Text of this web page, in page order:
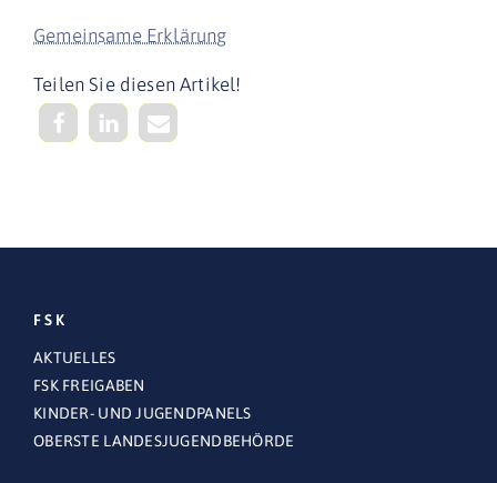
Gemeinsame Erklärung
Teilen Sie diesen Artikel!
FSK
AKTUELLES
FSK FREIGABEN
KINDER- UND JUGENDPANELS
OBERSTE LANDESJUGENDBEHÖRDE